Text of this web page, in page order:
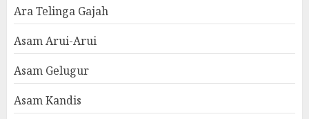
Ara Telinga Gajah
Asam Arui-Arui
Asam Gelugur
Asam Kandis